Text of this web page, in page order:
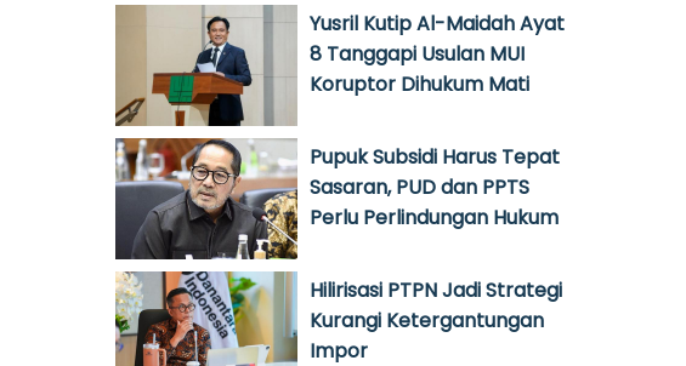
Yusril Kutip Al-Maidah Ayat
8 Tanggapi Usulan MUI
Koruptor Dihukum Mati
Pupuk Subsidi Harus Tepat
Sasaran, PUD dan PPTS
Perlu Perlindungan Hukum
Hilirisasi PTPN Jadi Strategi
Kurangi Ketergantungan
Impor